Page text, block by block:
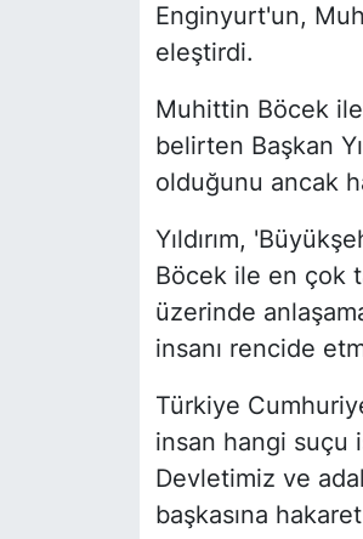
Enginyurt'un,
eleştirdi.
Muhittin Böcek
belirten Başkan
olduğunu ancak
Yıldırım,
Böcek ile en çok
üzerinde
insanı rencide
Türkiye
insan hangi suçu
Devletimiz ve
başkasına